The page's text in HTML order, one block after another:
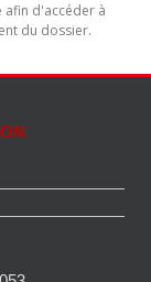
d'accéder à
du dossier.